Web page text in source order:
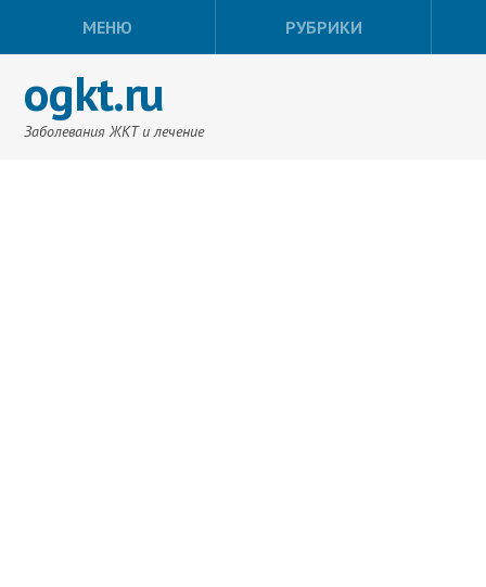
МЕНЮ РУБРИКИ
ogkt.ru
Заболевания ЖКТ и лечение